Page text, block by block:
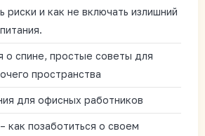
риски и как не включать излишний
о спине, простые советы для
пространства
для офисных работников
как позаботиться о своем